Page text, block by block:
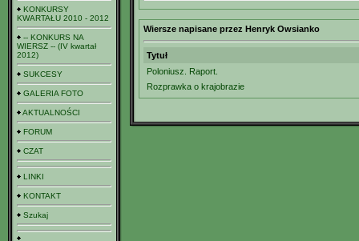
KONKURSY
KWARTAŁU 2010 - 2012
-- KONKURS NA
WIERSZ -- (IV kwartał
2012)
SUKCESY
GALERIA FOTO
AKTUALNOŚCI
FORUM
CZAT
LINKI
KONTAKT
Szukaj
Wiersze napisane przez Henryk Owsianko
Tytuł
Poloniusz. Raport.
Rozprawka o krajobrazie